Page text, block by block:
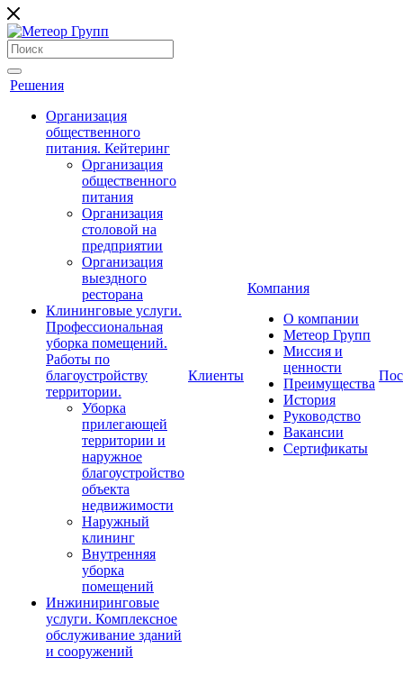
Решения
Организация
общественного
питания. Кейтеринг
Организация
общественного
питания
Организация
столовой на
предприятии
Организация
выездного
ресторана
Клининговые услуги.
Профессиональная
уборка помещений.
Работы по
благоустройству
территории.
Уборка
прилегающей
территории и
наружное
благоустройство
объекта
недвижимости
Наружный
клининг
Внутренняя
уборка
помещений
Инжиниринговые
услуги. Комплексное
обслуживание зданий
и сооружений
Клиенты
Компания
О компании
Метеор Групп
Миссия и
ценности
Преимущества
История
Руководство
Вакансии
Сертификаты